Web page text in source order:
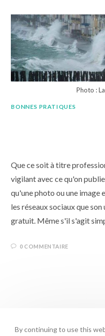
Photo :
BONNES PRATIQUES
Que ce soit à titre
vigilant avec ce qu'on
qu'une photo ou une image
les réseaux sociaux que
gratuit. Même s'il s'agit
0 COMMENTAIRE
ON
By continuing to use this